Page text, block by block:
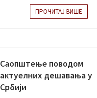
ПРОЧИТАЈ ВИШЕ
Саопштење поводом
актуелних дешавања у
Србији